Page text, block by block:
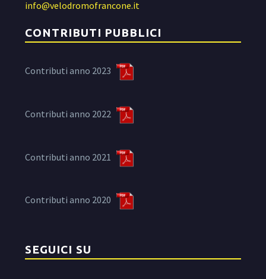
info@velodromofrancone.it
CONTRIBUTI PUBBLICI
Contributi anno 2023
Contributi anno 2022
Contributi anno 2021
Contributi anno 2020
SEGUICI SU